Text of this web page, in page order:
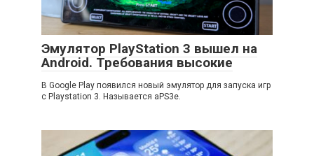
Эмулятор PlayStation 3 вышел на
Android. Требования высокие
В Google Play появился новый эмулятор для запуска игр
с Playstation 3. Называется aPS3e.